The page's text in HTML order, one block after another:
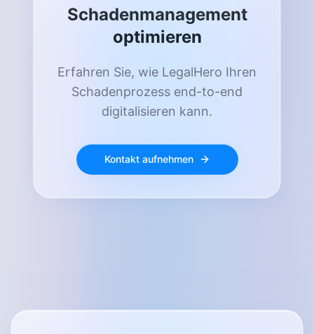
Schadenmanagement
optimieren
Erfahren Sie, wie LegalHero Ihren
Schadenprozess end-to-end
digitalisieren kann.
Kontakt aufnehmen